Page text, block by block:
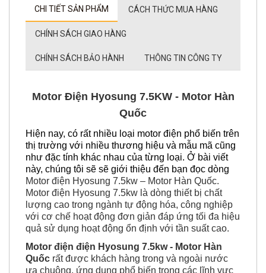
Quốc
Hiện nay, có rất nhiều loại motor điện phổ biến trên
thị trường với nhiều thương hiệu và mẫu mã cũng
như đặc tính khác nhau của từng loại. Ở bài viết
này, chúng tôi sẽ sẽ giới thiệu đến bạn đọc dòng
Motor điện Hyosung 7.5kw – Motor Hàn Quốc.
Motor điện Hyosung 7.5kw là dòng thiết bị chất
lượng cao trong ngành tự động hóa, công nghiệp
với cơ chế hoạt động đơn giản đáp ứng tối đa hiệu
quả sử dụng hoạt động ổn định với tần suất cao.
Motor điện điện Hyosung 7.5kw - Motor Hàn
Quốcrất được khách hàng trong và ngoài nước
ưa chuộng, ứng dụng phổ biến trong các lĩnh vực
như bơm , quạt, hệ thống khuấy, hệ thống bãi đỗ